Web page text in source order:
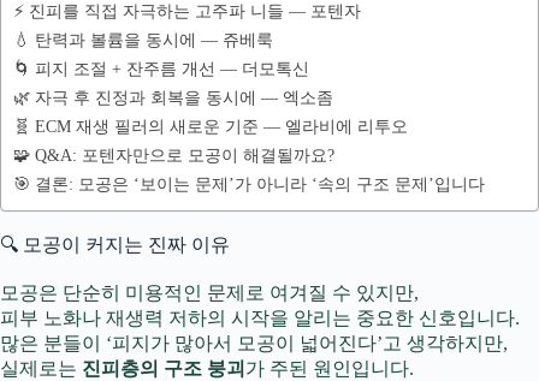
⚡ 진피를 직접 자극하는 고주파 니들 — 포텐자
💧 탄력과 볼륨을 동시에 — 쥬베룩
🌀 피지 조절 + 잔주름 개선 — 더모톡신
🌿 자극 후 진정과 회복을 동시에 — 엑소좀
🧬 ECM 재생 필러의 새로운 기준 — 엘라비에 리투오
🧩 Q&A: 포텐자만으로 모공이 해결될까요?
🎯 결론: 모공은 ‘보이는 문제’가 아니라 ‘속의 구조 문제’입니다
🔍 모공이 커지는 진짜 이유
모공은 단순히 미용적인 문제로 여겨질 수 있지만,
피부 노화나 재생력 저하의 시작을 알리는 중요한 신호입니다.
많은 분들이 ‘피지가 많아서 모공이 넓어진다’고 생각하지만,
실제로는 진피층의 구조 붕괴 가 주된 원인입니다.